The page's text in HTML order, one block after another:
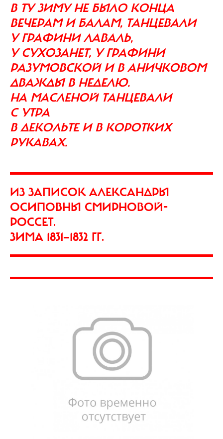
В ТУ ЗИМУ НЕ БЫЛО КОНЦА
ВЕЧЕРАМ И БАЛАМ, ТАНЦЕВАЛИ
У ГРАФИНИ ЛАВАЛЬ,
У СУХОЗАНЕТ, У ГРАФИНИ
РАЗУМОВСКОЙ И В АНИЧКОВОМ
ДВАЖДЫ В НЕДЕЛЮ.
НА МАСЛЕНОЙ ТАНЦЕВАЛИ
С УТРА
В ДЕКОЛЬТЕ И В КОРОТКИХ
РУКАВАХ.
ИЗ ЗАПИСОК АЛЕКСАНДРЫ
ОСИПОВНЫ СМИРНОВОЙ-
РОССЕТ.
ЗИМА 1831—1832 ГГ.